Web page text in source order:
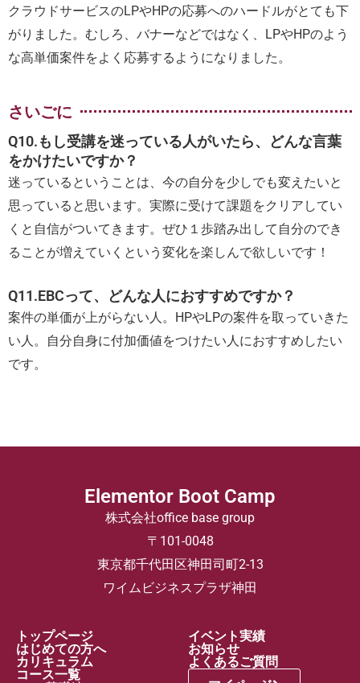
クラウドサービスのLPやHPの応募へのハードルがとても下
がりました。むしろ、バナーなどではなく、LPやHPのよう
な高単価案件をよく応募するようになりました。
さいごに
Q10.もし受講を迷っている人がいたら、どんな言葉
をかけたいですか？
迷っているということは、今の自分を少しでも変えたいと
思っていると思います。実際に受けて課題をクリアしてい
くと自信がついてきます。ぜひ１歩踏み出して自分のでき
ることが増えていくという変化を楽しんで欲しいです！
Q11.EBCって、どんな人におすすめですか？
案件の単価が上がらない人。HPやLPの案件を取っていきた
い人。自分自身に付加価値をつけたい人におすすめしたい
です。
Elementor Boot Camp
株式会社office base group
〒101-0048
東京都千代田区神田司町2-13
ワイムビジネスプラザ神田
トップページ
はじめての方へ
カリキュラム
コース一覧
イベント実績
お知らせ
よくあるご質問